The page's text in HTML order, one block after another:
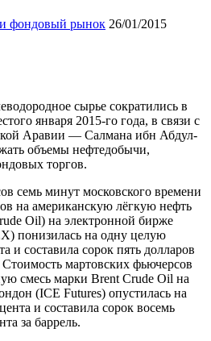
фондовый рынок 26/01/2015
сырье сократились в
января 2015-го года, в связи с
Аравии — Салмана ибн Абдул-
объемы нефтедобычи,
торгов.
семь минут московского времени
на американскую лёгкую нефть
Oil) на электронной бирже
понизилась на одну целую
и составила сорок пять долларов
Стоимость мартовских фьючерсов
смесь марки Brent Crude Oil на
(ICE Futures) опустилась на
и составила сорок восемь
за баррель.